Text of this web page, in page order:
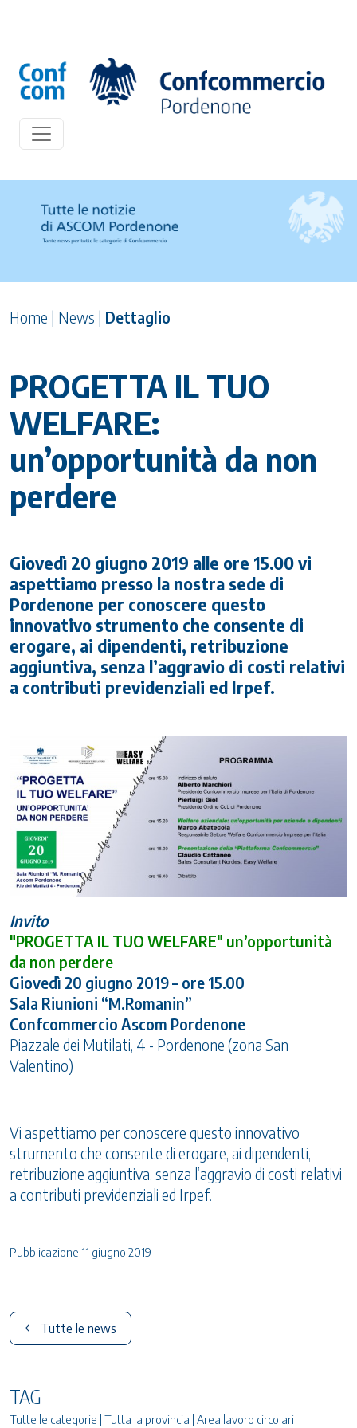
Home | News | Dettaglio
PROGETTA IL TUO
WELFARE:
un’opportunità da non
perdere
Giovedì 20 giugno 2019 alle ore 15.00 vi
aspettiamo presso la nostra sede di
Pordenone per conoscere questo
innovativo strumento che consente di
erogare, ai dipendenti, retribuzione
aggiuntiva, senza l’aggravio di costi relativi
a contributi previdenziali ed Irpef.
Invito
"PROGETTA IL TUO WELFARE" un’opportunità
da non perdere
Giovedì 20 giugno 2019 – ore 15.00
Sala Riunioni “M.Romanin”
Confcommercio Ascom Pordenone
Piazzale dei Mutilati, 4 - Pordenone (zona San
Valentino)
Vi aspettiamo per conoscere questo innovativo
strumento che consente di erogare, ai dipendenti,
retribuzione aggiuntiva, senza l’aggravio di costi relativi
a contributi previdenziali ed Irpef.
Pubblicazione 11 giugno 2019
Tutte le news
TAG
Tutte le categorie | Tutta la provincia | Area lavoro circolari